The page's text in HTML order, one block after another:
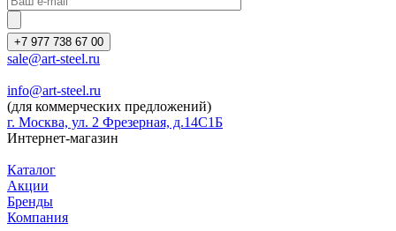
+7 977 738 67 00
sale@art-steel.ru
info@art-steel.ru
(для коммерческих предложений)
г. Москва, ул. 2 Фрезерная, д.14С1Б
Интернет-магазин
Каталог
Акции
Бренды
Компания